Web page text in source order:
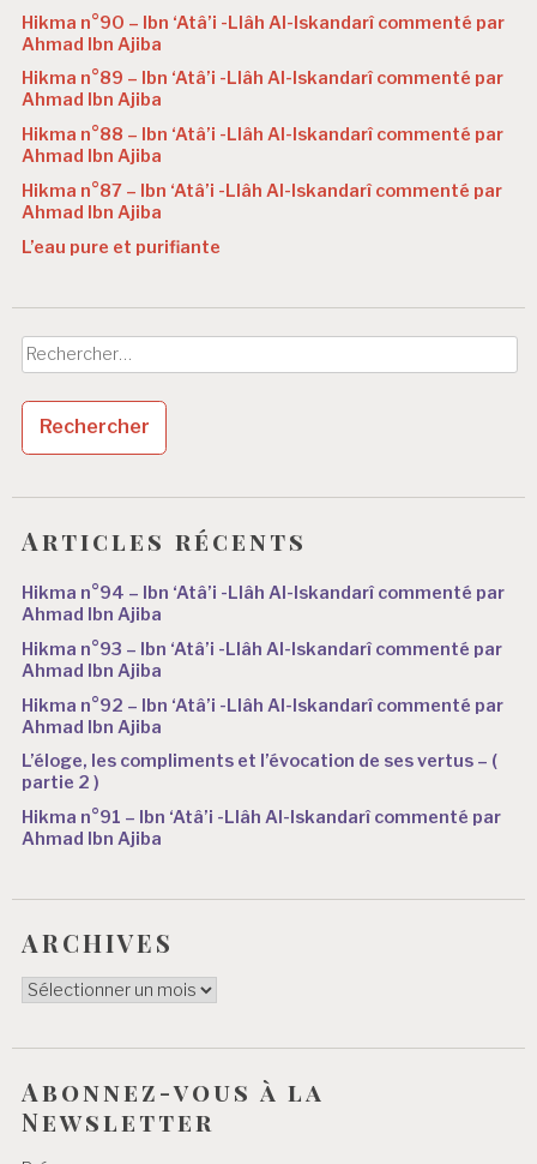
Hikma n°90 – Ibn ‘Atâ’i -Llâh Al-Iskandarî commenté par
Ahmad Ibn Ajiba
Hikma n°89 – Ibn ‘Atâ’i -Llâh Al-Iskandarî commenté par
Ahmad Ibn Ajiba
Hikma n°88 – Ibn ‘Atâ’i -Llâh Al-Iskandarî commenté par
Ahmad Ibn Ajiba
Hikma n°87 – Ibn ‘Atâ’i -Llâh Al-Iskandarî commenté par
Ahmad Ibn Ajiba
L’eau pure et purifiante
Rechercher :
Articles récents
Hikma n°94 – Ibn ‘Atâ’i -Llâh Al-Iskandarî commenté par
Ahmad Ibn Ajiba
Hikma n°93 – Ibn ‘Atâ’i -Llâh Al-Iskandarî commenté par
Ahmad Ibn Ajiba
Hikma n°92 – Ibn ‘Atâ’i -Llâh Al-Iskandarî commenté par
Ahmad Ibn Ajiba
L’éloge, les compliments et l’évocation de ses vertus – (
partie 2 )
Hikma n°91 – Ibn ‘Atâ’i -Llâh Al-Iskandarî commenté par
Ahmad Ibn Ajiba
ARCHIVES
ARCHIVES
Abonnez-vous à la
Newsletter